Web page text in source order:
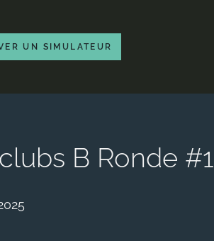
UN SIMULATEUR
B Ronde #1